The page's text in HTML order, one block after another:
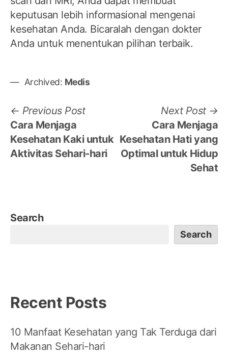
keputusan lebih informasional mengenai
kesehatan Anda. Bicaralah dengan dokter
Anda untuk menentukan pilihan terbaik.
Archived: Medis
Post
navigation
Previous PostPrevious
Cara Menjaga
Kesehatan Kaki untuk
Aktivitas Sehari-hari
Next Post
Cara Menjaga
Kesehatan Hati yang
Optimal untuk Hidup
Sehat
Search
Search
Recent Posts
10 Manfaat Kesehatan yang Tak Terduga dari
Makanan Sehari-hari